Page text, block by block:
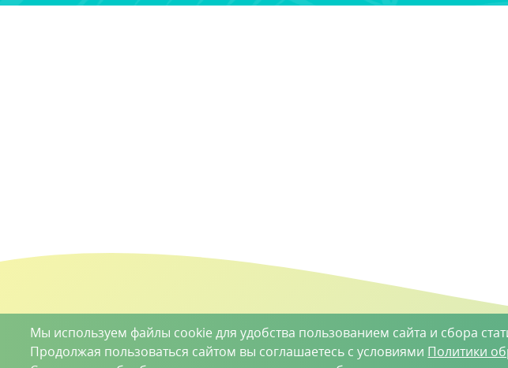
Мы используем файлы cookie для удобства пользованием сайта и сбора
Продолжая пользоваться сайтом вы соглашаетесь с условиями Политики